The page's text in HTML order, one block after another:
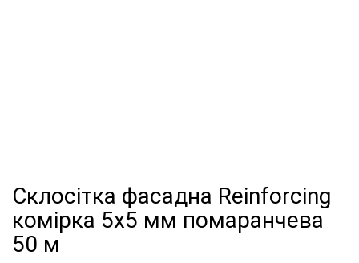
Склосітка фасадна Reinforcing
комірка 5х5 мм помаранчева
50 м